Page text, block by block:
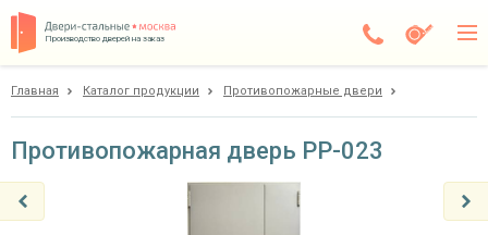
Производство дверей на заказ
Главная Каталог продукции Противопожарные двери
Противопожарная дверь PP-023